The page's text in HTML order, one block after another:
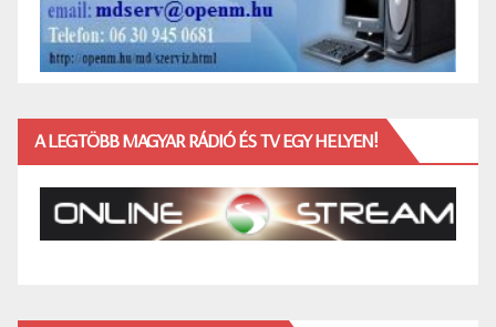
A LEGTÖBB MAGYAR RÁDIÓ ÉS TV EGY HELYEN!